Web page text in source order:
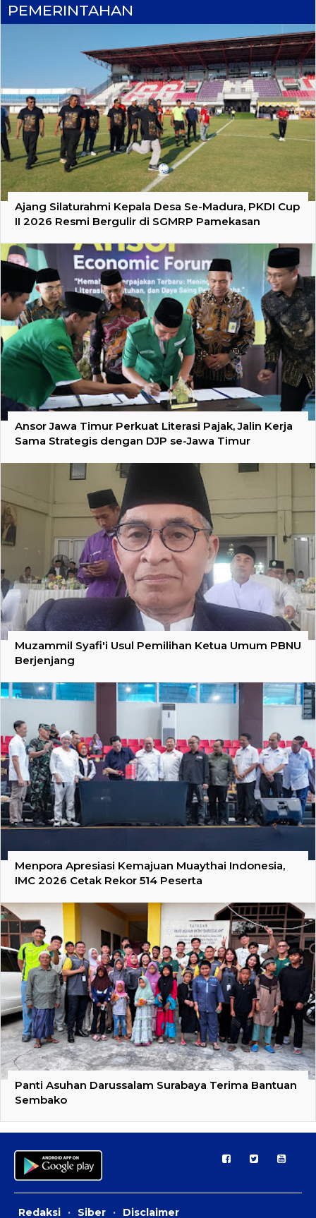
PEMERINTAHAN
Ajang Silaturahmi Kepala Desa Se-Madura, PKDI Cup
II 2026 Resmi Bergulir di SGMRP Pamekasan
Ansor Jawa Timur Perkuat Literasi Pajak, Jalin Kerja
Sama Strategis dengan DJP se-Jawa Timur
Muzammil Syafi'i Usul Pemilihan Ketua Umum PBNU
Berjenjang
Menpora Apresiasi Kemajuan Muaythai Indonesia,
IMC 2026 Cetak Rekor 514 Peserta
Panti Asuhan Darussalam Surabaya Terima Bantuan
Sembako
Redaksi · Siber · Disclaimer